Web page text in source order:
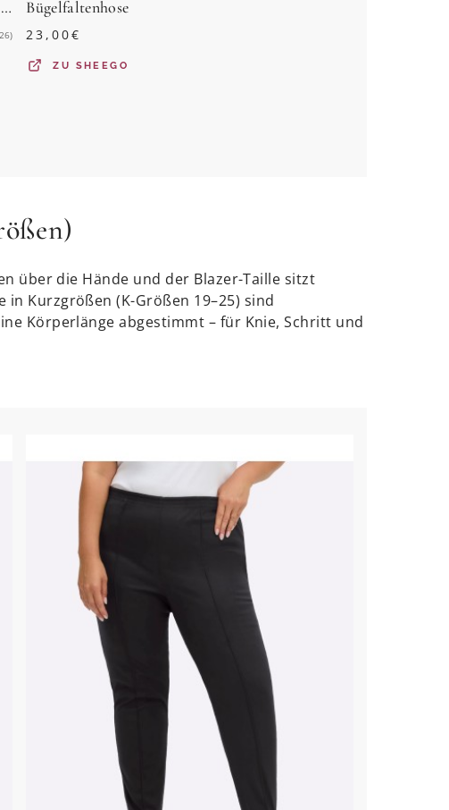
ESRA Stoffhose Damen Straight Fit Hose High Waist Business-Hose bis Große Größe T101 High Waist Damen Stoffhose Straight Leg Stretch Hose Gerade Schnitt
)
Bügelfaltenhose
23,00€
ZU SHEEGO
über die Hände und der Blazer-Taille sitzt
Kurzgrößen (K-Größen 19–25) sind
Körperlänge abgestimmt – für Knie, Schritt und